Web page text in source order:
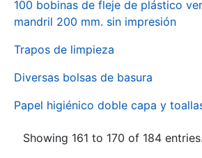
100 bobinas de fleje de plástico
mandril 200 mm. sin impresión
Trapos de limpieza
Diversas bolsas de basura
Papel higiénico doble capa y
Showing 161 to 170 of 184 entries.